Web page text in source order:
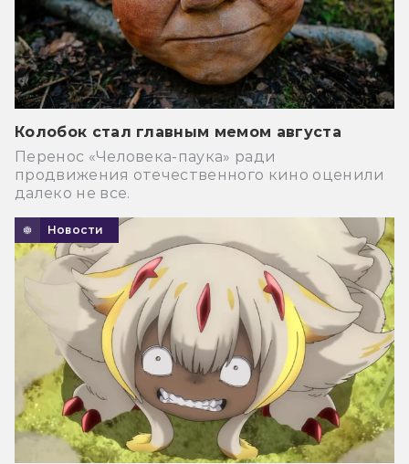
Колобок стал главным мемом августа
Перенос «Человека-паука» ради
продвижения отечественного кино оценили
далеко не все.
Новости